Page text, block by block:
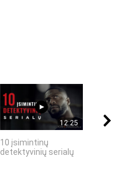
12:25
10 įsimintinų
detektyvinių serialų